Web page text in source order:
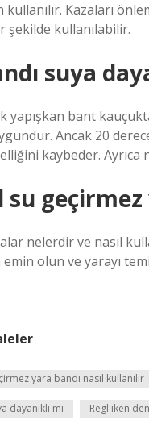
kullanılır. Kazaları
şekilde kullanılabilir.
suya
yapışkan bant
Ancak 20
kaybeder. Ayrıca
su geçirmez
nelerdir ve nasıl
olun ve yarayı
yara bandı nasıl kullanılır
dayanıklı mı Regl iken